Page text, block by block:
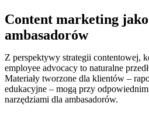
Content marketing
ambasadorów
Z perspektywy strategii contentowej,
employee advocacy to naturalne
Materiały tworzone dla klientów –
edukacyjne – mogą przy
narzędziami dla ambasadorów.